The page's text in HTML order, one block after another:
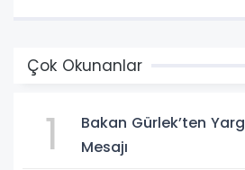
Çok Okunanlar
1
Bakan Gürlek’ten
Mesajı